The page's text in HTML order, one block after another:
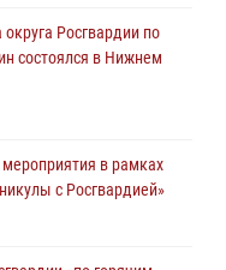
Росгвардии по
состоялся в Нижнем
в рамках
с Росгвардией»